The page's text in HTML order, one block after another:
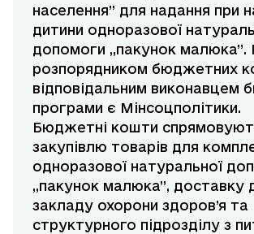
населення” для надання при
дитини одноразової
допомоги ,,пакунок малюка”.
розпорядником бюджетних
відповідальним виконавцем
програми є Мінсоцполітики.
Бюджетні кошти
закупівлю товарів для
одноразової натуральної
,,пакунок малюка”, доставку
закладу охорони здоров’я та
структурного підрозділу з